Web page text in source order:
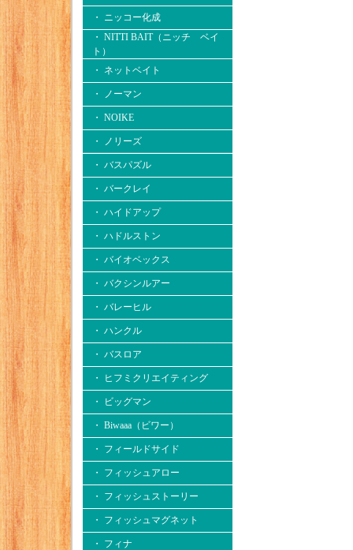
・ ニッコー化成
・ NITTI BAIT（ニッチ ベイ
ト）
・ ネットベイト
・ ノーマン
・ NOIKE
・ ノリーズ
・ バスパズル
・ バークレイ
・ ハイドアップ
・ ハドルストン
・ バイオベックス
・ バクシンルアー
・ バレーヒル
・ ハンクル
・ バスロア
・ ヒフミクリエイティング
・ ビッグマン
・ Biwaaa（ビワー）
・ フィールドサイド
・ フィッシュアロー
・ フィッシュストーリー
・ フィッシュマグネット
・ フィナ